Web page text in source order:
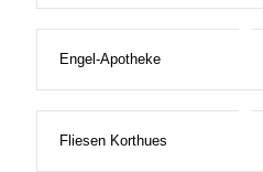
Engel-Apotheke
Fliesen Korthues